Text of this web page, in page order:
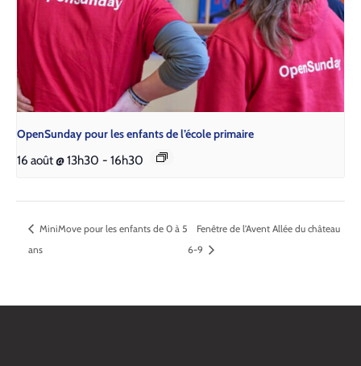
Open­Sun­day pour les enfants de l’é­cole pri­maire
16 août @ 13h30 - 16h30
MiniMove pour les enfants de 0 à 5
ans
Fenêtre de l’Avent Allée du château
6-9